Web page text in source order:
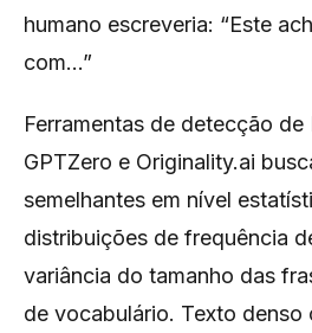
humano escreveria: “Este
com...”
Ferramentas de detecção
GPTZero e Originality.ai
semelhantes em nível
distribuições de frequência
variância do tamanho das
de vocabulário. Texto denso